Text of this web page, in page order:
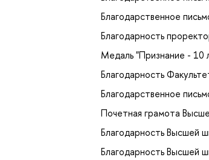
Благодарственное
Благодарность
Медаль "Признание -
Благодарность
Благодарственное
Почетная грамота
Благодарность Высшей
Благодарность Высшей